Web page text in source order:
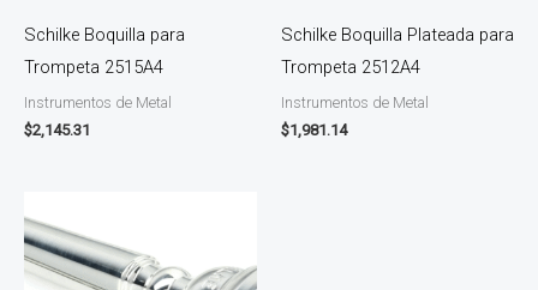
Schilke Boquilla para
Trompeta 2515A4
Instrumentos de Metal
$2,145.31
Schilke Boquilla Plateada para
Trompeta 2512A4
Instrumentos de Metal
$1,981.14